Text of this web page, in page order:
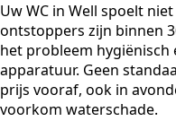
Uw WC in Well spoelt
ontstoppers zijn binnen
het probleem
apparatuur. Geen
prijs vooraf, ook in
voorkom waterschade.